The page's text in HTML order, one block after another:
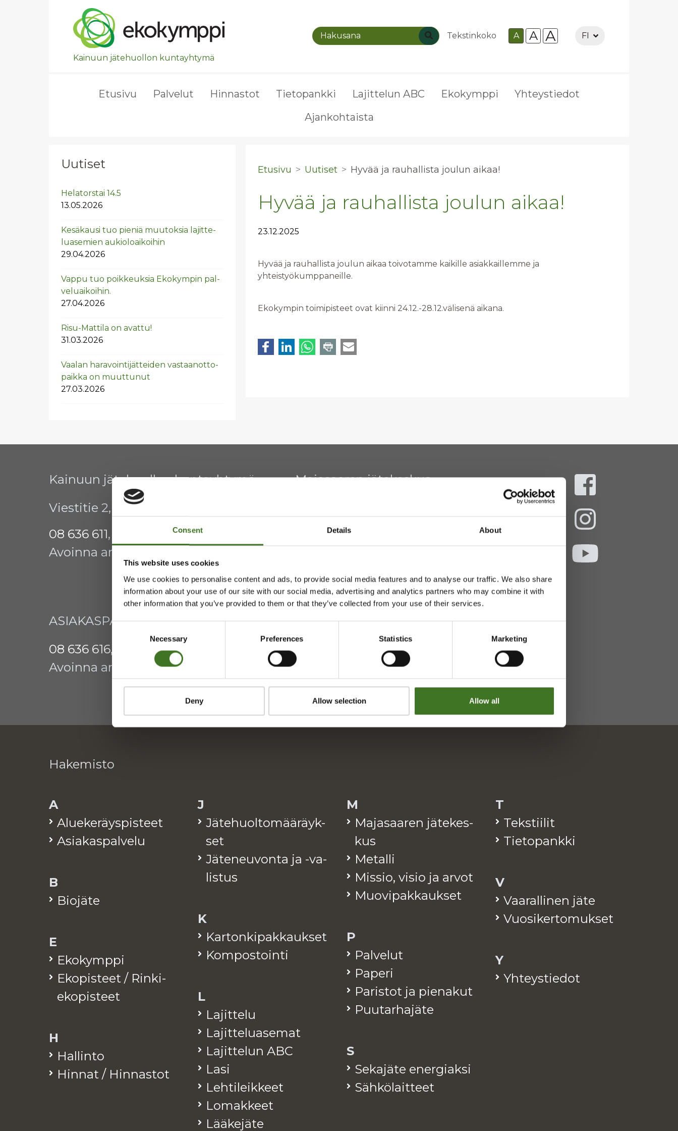
Consent Details About
This website uses cookies
We use cookies to personalise content and ads, to provide social media features and to analyse our traffic. We also share
information about your use of our site with our social media, advertising and analytics partners who may combine it with
other information that you’ve provided to them or that they’ve collected from your use of their services.
Necessary Preferences Statistics Marketing
Deny Allow selection Allow all
Ohita valikko, siirry suoraan pääsisältöön.
Kainuun jätehuollon kuntayhtymä
Tekstinkoko A A A FI
Etusivu Palvelut Hinnastot Tietopankki Lajittelun ABC Ekokymppi
Yhteystiedot
Ajankohtaista
Uutiset
He­la­tors­tai 14.5
13.05.2026
Ke­sä­kausi tuo pie­niä muu­tok­sia la­jit­te­
lua­se­mien au­kio­loai­koi­hin
29.04.2026
Vappu tuo poik­keuk­sia Eko­kym­pin pal­
ve­luai­koi­hin.
27.04.2026
Risu-Mat­ti­la on avat­tu!
31.03.2026
Vaa­lan ha­ra­voin­ti­jät­tei­den vas­taan­ot­to­
paik­ka on muut­tu­nut
27.03.2026
Etusivu Uutiset Hyvää ja rau­hal­lis­ta jou­lun aikaa!
Hyvää ja rauhallista joulun aikaa!
23.12.2025
Hyvää ja rauhallista joulun aikaa toivotamme kaikille asiakkaillemme ja
yhteistyökumppaneille.
Ekokympin toimipisteet ovat kiinni 24.12.-28.12.välisenä aikana.
Kainuun jätehuollon kuntayhtymä
Viestitie 2, 87700 Kajaani
08 636 611,
info@ekokymppi.fi
Avoinna arkisin 9 - 15
ASIAKASPALVELU
08 636 616,
laskutus@ekokymppi.fi
Avoinna arkisin 9 - 17
Majasaaren jätekeskus
044 710 0425
majasaari@ekokymppi.fi
Saavutettavuusseloste
Tietosuojaselosteita
Hakemisto
A
Alue­ke­räys­pis­teet
Asia­kas­pal­ve­lu
B
Bio­jä­te
E
Eko­kymp­pi
Eko­pis­teet / Rinki-
eko­pis­teet
H
Hal­lin­to
Hin­nat / Hin­nas­tot
J
Jä­te­huol­to­mää­räyk­
set
Jä­te­neu­von­ta ja -va­
lis­tus
K
Kar­ton­ki­pak­kauk­set
Kom­pos­toin­ti
L
La­jit­te­lu
La­jit­te­lua­se­mat
La­jit­te­lun ABC
Lasi
Leh­ti­leik­keet
Lo­mak­keet
Lää­ke­jä­te
M
Ma­ja­saa­ren jä­te­kes­
kus
Me­tal­li
Mis­sio, visio ja arvot
Muo­vi­pak­kauk­set
P
Pal­ve­lut
Pa­pe­ri
Pa­ris­tot ja pie­na­kut
Puu­tar­ha­jä­te
S
Se­ka­jä­te ener­giak­si
Säh­kö­lait­teet
T
Teks­tii­lit
Tie­to­pank­ki
V
Vaa­ral­li­nen jäte
Vuo­si­ker­to­muk­set
Y
Yh­teys­tie­dot